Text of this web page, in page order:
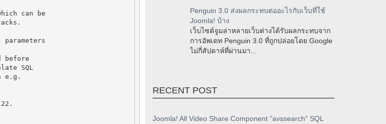
can be
before
SQL
e.g.
Penguin 3.0 ส่งผลกระทบต่ออะไรกับเว็บที่ใช้
Joomla! บ้าง
เว็บไซต์จูมล่าหลายเว็บต่างได้รับผลกระทบจาก
การอัพเดท Penguin 3.0 ที่ถูกปล่อยโดย Google
ไม่กี่สัปดาห์ที่ผ่านมา...
RECENT POST
Joomla! All Video Share Component "avssearch" SQL